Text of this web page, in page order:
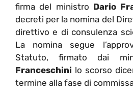
firma del ministro Dario
decreti per la nomina del
direttivo e di consulenza
La nomina segue
Statuto, firmato dai
Franceschini lo scorso
termine alla fase di